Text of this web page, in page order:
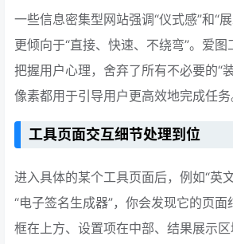
一些信息密集型网站强调“仪式感”和“
更倾向于“直接、快速、不绕弯”。爱
把握用户心理，舍弃了所有不必要的“
像素都用于引导用户更高效地完成任务
工具页面交互细节处理到位
进入具体的某个工具页面后，例如“英
“电子签名生成器”，你会发现它的页
框在上方、设置项在中部、结果展示区